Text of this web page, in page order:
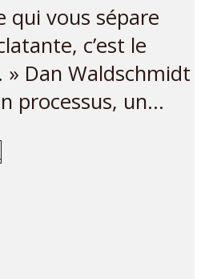
qui vous sépare
c’est le
Dan Waldschmidt
processus, un...